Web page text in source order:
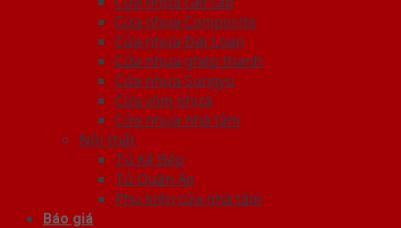
Cửa nhựa Composite
Cửa nhựa Đài Loan
Cửa nhựa ghép thanh
Cửa nhựa Sungyu
Cửa vòm nhựa
Cửa nhựa nhà tắm
Nội thất
Tủ Kệ Bếp
Tủ Quần Áo
Phụ kiện cửa nhà tắm
Báo giá